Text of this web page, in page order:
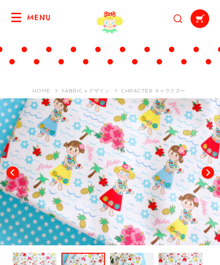
MENU
HOME FABRIC x デザイン CHRACTER キャラクター